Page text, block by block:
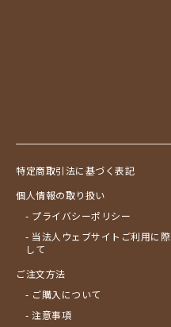
特定商取引法に基づく表記
個人情報の取り扱い
- プライバシーポリシー
- 当法人ウェブサイトご利用に際
して
ご注文方法
- ご購入について
- 注意事項